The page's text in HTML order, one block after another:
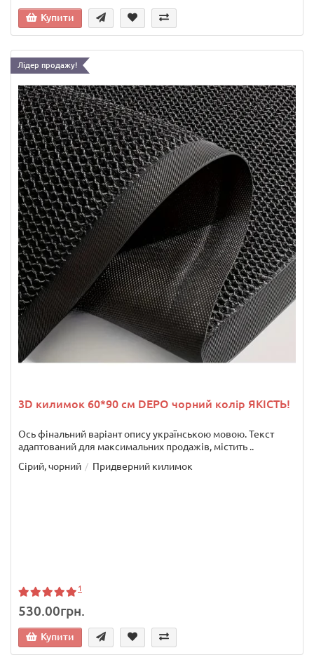
Купити
Лідер продажу!
3D килимок 60*90 см DEPO чорний колір ЯКІСТЬ!
Ось фінальний варіант опису українською мовою. Текст
адаптований для максимальних продажів, містить ..
Сірий, чорний
Придверний килимок
1
530.00грн.
Купити